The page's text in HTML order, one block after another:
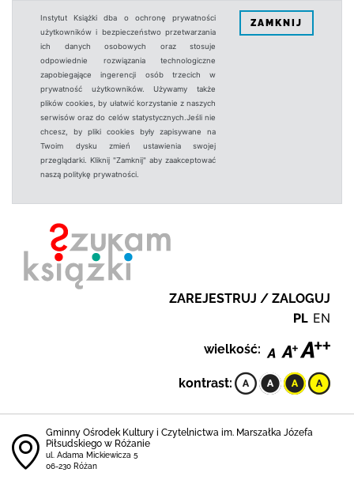
Instytut Książki dba o ochronę prywatności
użytkowników i bezpieczeństwo przetwarzania
ich danych osobowych oraz stosuje
odpowiednie rozwiązania technologiczne
zapobiegające ingerencji osób trzecich w
prywatność użytkowników. Używamy także
plików cookies, by ułatwić korzystanie z naszych
serwisów oraz do celów statystycznych.Jeśli nie
chcesz, by pliki cookies były zapisywane na
Twoim dysku zmień ustawienia swojej
przeglądarki. Kliknij "Zamknij" aby zaakceptować
naszą politykę prywatności.
ZAMKNIJ
ZAREJESTRUJ / ZALOGUJ
PL EN
wielkość:
kontrast:
Gminny Ośrodek Kultury i Czytelnictwa im. Marszałka Józefa
Piłsudskiego w Różanie
ul. Adama Mickiewicza 5
06-230 Różan